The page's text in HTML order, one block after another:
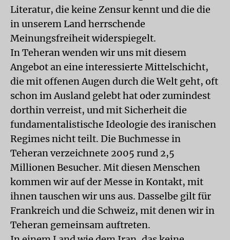
Literatur, die keine Zensur kennt und die die
in unserem Land herrschende
Meinungsfreiheit widerspiegelt.
In Teheran wenden wir uns mit diesem
Angebot an eine interessierte Mittelschicht,
die mit offenen Augen durch die Welt geht, oft
schon im Ausland gelebt hat oder zumindest
dorthin verreist, und mit Sicherheit die
fundamentalistische Ideologie des iranischen
Regimes nicht teilt. Die Buchmesse in
Teheran verzeichnete 2005 rund 2,5
Millionen Besucher. Mit diesen Menschen
kommen wir auf der Messe in Kontakt, mit
ihnen tauschen wir uns aus. Dasselbe gilt für
Frankreich und die Schweiz, mit denen wir in
Teheran gemeinsam auftreten.